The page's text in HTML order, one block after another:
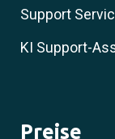
Support
KI Support-
Preise